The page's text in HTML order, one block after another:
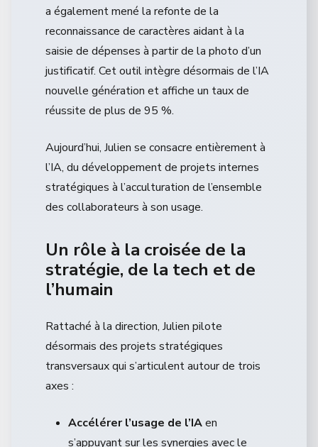
a également mené la refonte de la
reconnaissance de caractères aidant à la
saisie de dépenses à partir de la photo d’un
justificatif. Cet outil intègre désormais de l’IA
nouvelle génération et affiche un taux de
réussite de plus de 95 %.
Aujourd’hui, Julien se consacre entièrement à
l’IA, du développement de projets internes
stratégiques à l’acculturation de l’ensemble
des collaborateurs à son usage.
Un rôle à la croisée de la
stratégie, de la tech et de
l’humain
Rattaché à la direction, Julien pilote
désormais des projets stratégiques
transversaux qui s’articulent autour de trois
axes :
Accélérer l’usage de l’IAen
s’appuyant sur les synergies avec le